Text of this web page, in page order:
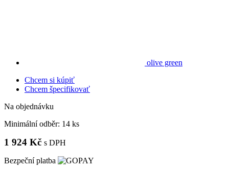
olive green
Chcem si kúpiť
Chcem špecifikovať
Na objednávku
Minimální odběr: 14 ks
1 924 Kč s DPH
Bezpeční platba